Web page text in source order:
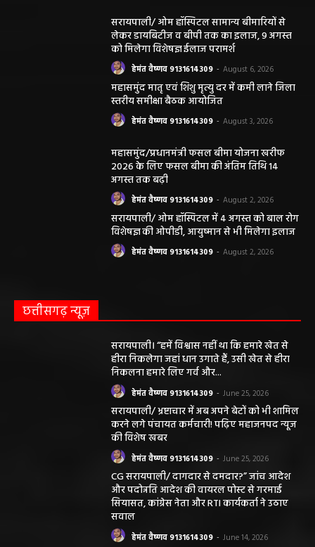
सरायपाली/ ओम हॉस्पिटल सामान्य बीमारियों से
लेकर डायबिटीज व बीपी तक का इलाज, 9 अगस्त
को मिलेगा विशेषज्ञ ईलाज परामर्श
हेमंत वैष्णव 9131614309 - August 6, 2026
महासमुंद मातृ एवं शिशु मृत्यु दर में कमी लाने जिला
स्तरीय समीक्षा बैठक आयोजित
हेमंत वैष्णव 9131614309 - August 3, 2026
महासमुंद/प्रधानमंत्री फसल बीमा योजना खरीफ
2026 के लिए फसल बीमा की अंतिम तिथि 14
अगस्त तक बढ़ी
हेमंत वैष्णव 9131614309 - August 2, 2026
सरायपाली/ ओम हॉस्पिटल में 4 अगस्त को बाल रोग
विशेषज्ञ की ओपीडी, आयुष्मान से भी मिलेगा इलाज
हेमंत वैष्णव 9131614309 - August 2, 2026
छत्तीसगढ़ न्यूज़
सरायपाली। “हमें विश्वास नहीं था कि हमारे खेत से
हीरा निकलेगा जहां धान उगाते हैं, उसी खेत से हीरा
निकलना हमारे लिए गर्व और...
हेमंत वैष्णव 9131614309 - June 25, 2026
सरायपाली/ भ्रष्टाचार में अब अपने बेटों को भी शामिल
करने लगे पंचायत कर्मचारी! पढ़िए महाजनपद न्यूज
की विशेष खबर
हेमंत वैष्णव 9131614309 - June 25, 2026
CG सरायपाली/ दागदार से दमदार?” जांच आदेश
और पदोन्नति आदेश की वायरल पोस्ट से गरमाई
सियासत, कांग्रेस नेता और RTI कार्यकर्ता ने उठाए
सवाल
हेमंत वैष्णव 9131614309 - June 14, 2026